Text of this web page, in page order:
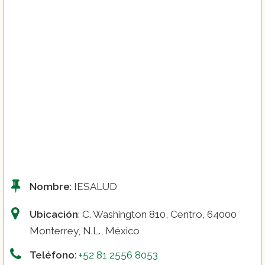
Nombre: IESALUD
Ubicación: C. Washington 810, Centro, 64000
Monterrey, N.L., México
Teléfono: +52 81 2556 8053